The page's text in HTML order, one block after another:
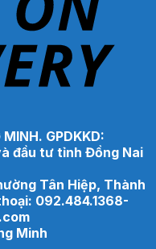
GPDKKD:
đầu tư tỉnh Đồng Nai
Tân Hiệp, Thành
092.484.1368-
Minh